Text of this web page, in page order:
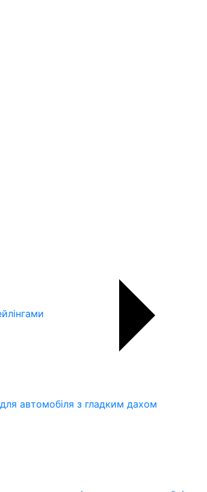
автомобіля з гладким дахом